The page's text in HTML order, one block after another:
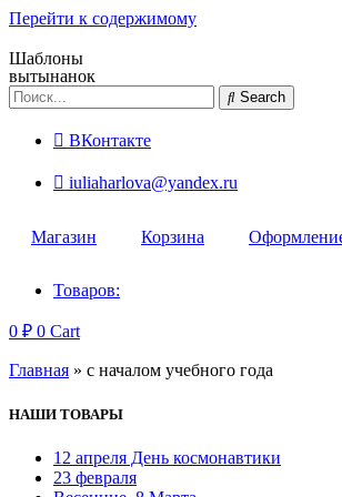
Перейти к содержимому
Шаблоны
вытынанок
Search
ВКонтакте
iuliaharlova@yandex.ru
Магазин Корзина Оформление
Товаров:
0 ₽ 0 Cart
Главная » с началом учебного года
НАШИ ТОВАРЫ
12 апреля День космонавтики
23 февраля